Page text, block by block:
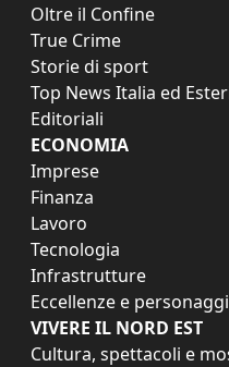
Oltre il Confine
True Crime
Storie di sport
Top News Italia ed
Editoriali
ECONOMIA
Imprese
Finanza
Lavoro
Tecnologia
Infrastrutture
Eccellenze e personaggi
VIVERE IL NORD EST
Cultura, spettacoli e